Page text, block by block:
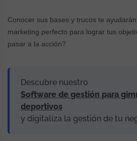
Conocer sus bases y trucos te
marketing perfecto para lograr tus
pasar a la acción?
Descubre nuestro
Software de gestión para
deportivos
y digitaliza la gestión de tu